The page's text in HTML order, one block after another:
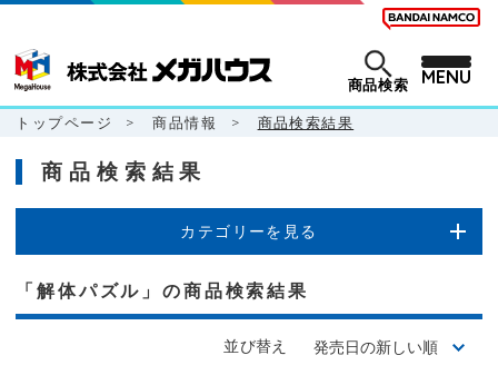
商品検索 MENU
トップページ > 商品情報 > 商品検索結果
商品検索結果
カテゴリーを見る
「解体パズル」の商品検索結果
並び替え